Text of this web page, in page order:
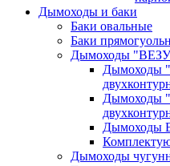
Дымоходы и баки
Баки овальные
Баки
Дымоходы
Дымоходы
Дымоходы
Дымоходы
Дымоходы